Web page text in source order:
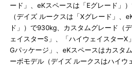
ード」、eKスペースは「Eグレード」
（デイズ ルークスは「Xグレード」、
ド」）で930kg、カスタムグレード（
ェイスターS」、「ハイウェイスターX
Gパッケージ」、eKスペースはカスタ
ーボモデル（デイズ ルークスはハイウ